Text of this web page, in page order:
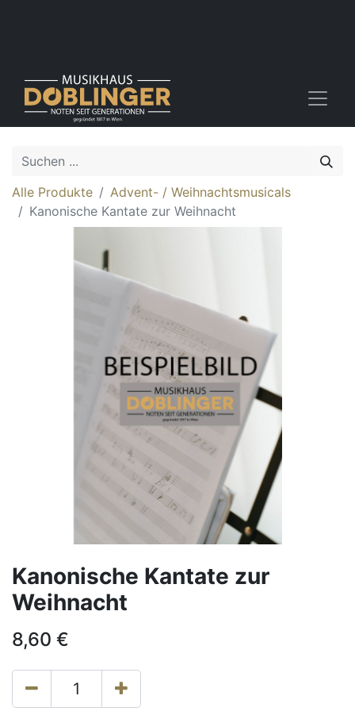
Alle Produkte
Advent- / Weihnachtsmusicals
Kanonische Kantate zur Weihnacht
Kanonische Kantate zur
Weihnacht
8,60 €